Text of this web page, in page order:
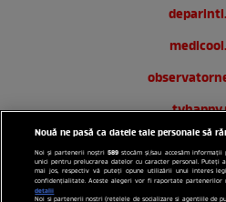
useit.ro
zutv.ro
Nouă ne pasă ca datele tale personale să
Noi și partenerii noștri589 stocăm și/sau accesăm
unici pentru prelucrarea datelor cu caracter personal. Puteți
mai jos, respectiv vă puteți opune utilizării unui interes
confidențialitate. Aceste alegeri vor fi raportate partenerilor
detalii
Noi si partenerii nostri (retelele de socializare si agentiile de